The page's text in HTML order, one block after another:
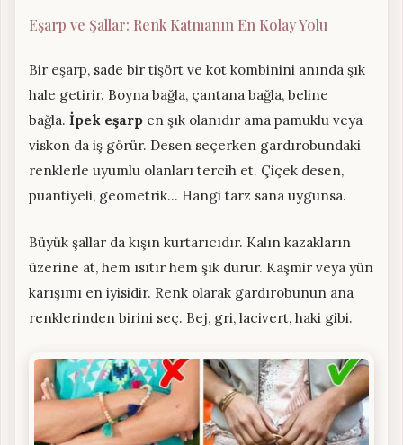
Eşarp ve Şallar: Renk Katmanın En Kolay Yolu
Bir eşarp, sade bir tişört ve kot kombinini anında şık
hale getirir. Boyna bağla, çantana bağla, beline
bağla. İpek eşarp en şık olanıdır ama pamuklu veya
viskon da iş görür. Desen seçerken gardırobundaki
renklerle uyumlu olanları tercih et. Çiçek desen,
puantiyeli, geometrik… Hangi tarz sana uygunsa.
Büyük şallar da kışın kurtarıcıdır. Kalın kazakların
üzerine at, hem ısıtır hem şık durur. Kaşmir veya yün
karışımı en iyisidir. Renk olarak gardırobunun ana
renklerinden birini seç. Bej, gri, lacivert, haki gibi.